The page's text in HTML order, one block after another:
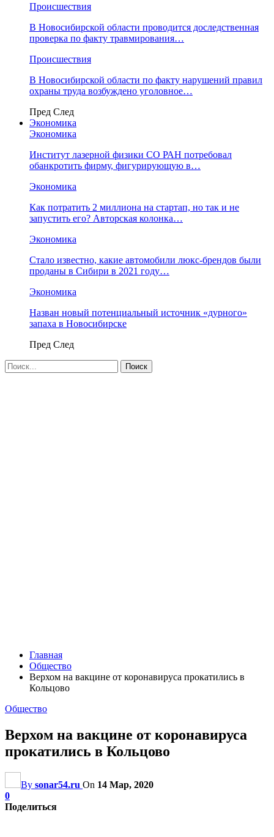
Происшествия
В Новосибирской области проводится доследственная
проверка по факту травмирования…
Происшествия
В Новосибирской области по факту нарушений правил
охраны труда возбуждено уголовное…
Пред След
Экономика
Экономика
Институт лазерной физики СО РАН потребовал
обанкротить фирму, фигурирующую в…
Экономика
Как потратить 2 миллиона на стартап, но так и не
запустить его? Авторская колонка…
Экономика
Стало известно, какие автомобили люкс-брендов были
проданы в Сибири в 2021 году…
Экономика
Назван новый потенциальный источник «дурного»
запаха в Новосибирске
Пред След
Главная
Общество
Верхом на вакцине от коронавируса прокатились в
Кольцово
Общество
Верхом на вакцине от коронавируса
прокатились в Кольцово
By sonar54.ru On 14 Мар, 2020
0
Поделиться